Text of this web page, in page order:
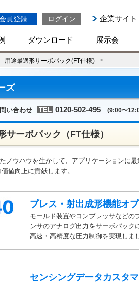
員登録 ログイン 企業サイト
ダウンロード 展示会
用途最適形サーボパック(FT仕様)
ズ
い合わせ 0120-502-495 (9:00〜
サーボパック（FT仕様）
ノウハウを生かして、アプリケーションに
値向上に貢献します。
プレス・射出成形機能オ
モールド装置やコンプレッサなどの
ンサのアナログ出力をサーボパック
高速・高精度な圧力制御を実現しま
センシングデータカスタ